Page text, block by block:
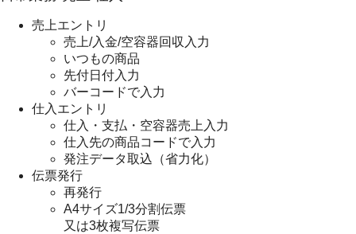
売上エントリ
売上/入金/空容器回収入力
いつもの商品
先付日付入力
バーコードで入力
仕入エントリ
仕入・支払・空容器売上入力
仕入先の商品コードで入力
発注データ取込（省力化）
伝票発行
再発行
A4サイズ1/3分割伝票
又は3枚複写伝票